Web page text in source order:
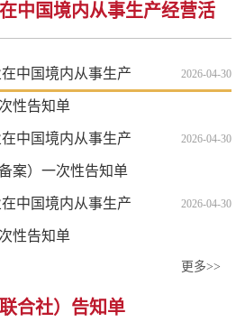
中国境内从事生产经营活
中国境内从事生产
性告知单
2026-04-30
中国境内从事生产
案）一次性告知单
2026-04-30
中国境内从事生产
性告知单
2026-04-30
更多>>
合社）告知单